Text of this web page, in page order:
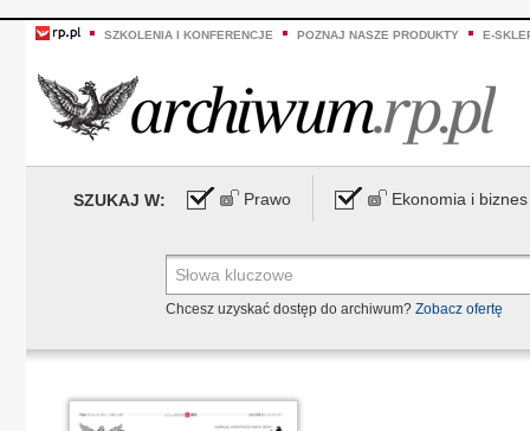
SZKOLENIA I KONFERENCJE POZNAJ NASZE PRODUKTY E-
SZUKAJ W: Prawo Ekonomia i biznes
Chcesz uzyskać dostęp do archiwum? Zobacz ofertę